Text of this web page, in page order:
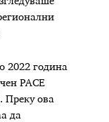
2022 година
PACE
Преку ова
да